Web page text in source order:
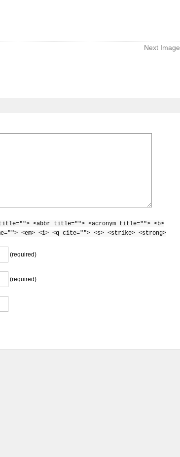
Next Image
<abbr title=""> <acronym title=""> <b>
<em> <i> <q cite=""> <s> <strike> <strong>
(required)
(required)